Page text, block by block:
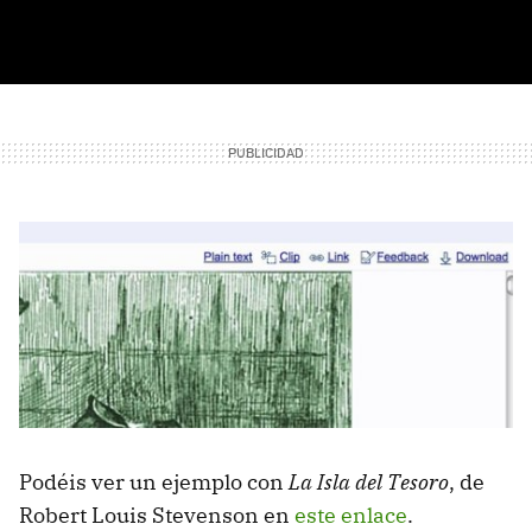
Podéis ver un ejemplo conLa Isla del Tesoro, de
Robert Louis Stevenson en este enlace.